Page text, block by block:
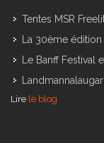
Tentes MSR
La 30ème
Le Banff Festival
Lire le blog